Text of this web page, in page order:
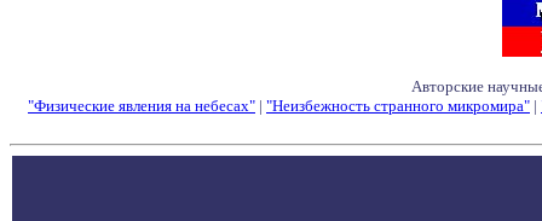
Авторские
"Физические явления на небесах" | "Неизбежность странного микромира" |